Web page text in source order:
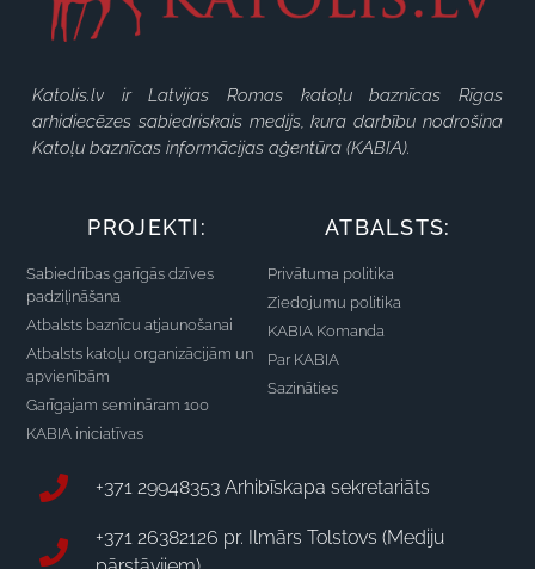
Katolis.lv ir Latvijas Romas katoļu baznīcas Rīgas
arhidiecēzes sabiedriskais medijs, kura darbību nodrošina
Katoļu baznīcas informācijas aģentūra (KABIA).
PROJEKTI:
Sabiedrības garīgās dzīves
padziļināšana
Atbalsts baznīcu atjaunošanai
Atbalsts katoļu organizācijām un
apvienībām
Garīgajam semināram 100
KABIA iniciatīvas
ATBALSTS:
Privātuma politika
Ziedojumu politika
KABIA Komanda
Par KABIA
Sazināties
+371 29948353 Arhibīskapa sekretariāts
+371 26382126 pr. Ilmārs Tolstovs (Mediju